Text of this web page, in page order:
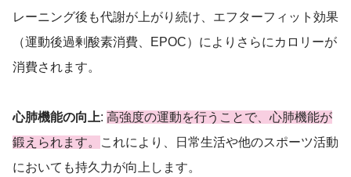
レーニング後も代謝が上がり続け、エフターフィット効果
（運動後過剰酸素消費、EPOC）によりさらにカロリーが
消費されます。
心肺機能の向上: 高強度の運動を行うことで、心肺機能が
鍛えられます。
これにより、日常生活や他のスポーツ活動
においても持久力が向上します。